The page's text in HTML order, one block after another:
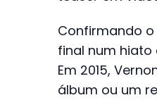
Confirmando
final num hiato
Em 2015,
álbum ou um